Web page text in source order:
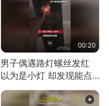
00:20
男子偶遇路灯螺丝发红
以为是小灯 却发现能点
燃香烟 当事人：已报警
处理